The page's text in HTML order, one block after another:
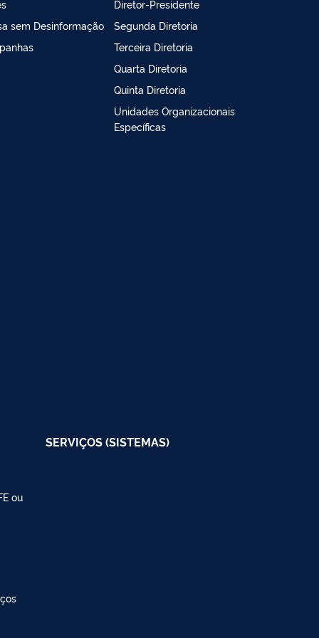
sem Desinformação
Diretor-Presidente
Segunda Diretoria
Terceira Diretoria
Quarta Diretoria
Quinta Diretoria
Unidades Organizacionais
Específicas
ou
SERVIÇOS (SISTEMAS)